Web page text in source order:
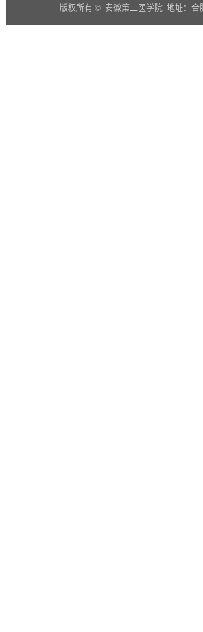
版权所有 © 安徽第二医学院 地址：合